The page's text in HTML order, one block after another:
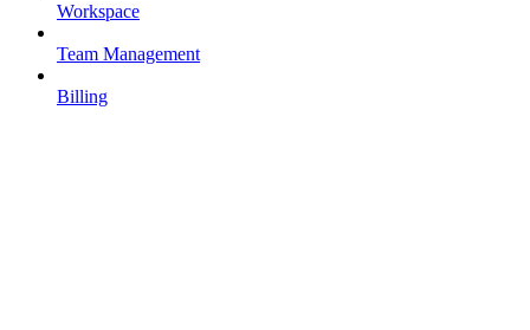
Workspace
Team Management
Billing